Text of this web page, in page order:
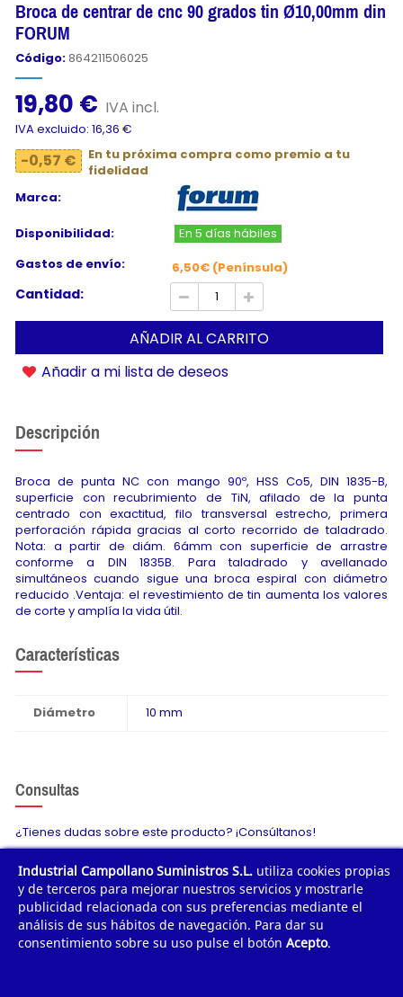
Broca de centrar de cnc 90 grados tin Ø10,00mm din
FORUM
Código: 864211506025
19,80 € IVA incl.
IVA excluido: 16,36 €
-0,57 €
En tu próxima compra como premio a tu
fidelidad
Marca:
Disponibilidad:
En 5 días hábiles
Gastos de envío:
6,50€ (Península)
Cantidad:
AÑADIR AL CARRITO
Añadir a mi lista de deseos
Descripción
Broca de punta NC con mango 90º, HSS Co5, DIN 1835-B,
superficie con recubrimiento de TiN, afilado de la punta
centrado con exactitud, filo transversal estrecho, primera
perforación rápida gracias al corto recorrido de taladrado.
Nota: a partir de diám. 6ámm con superficie de arrastre
conforme a DIN 1835B. Para taladrado y avellanado
simultáneos cuando sigue una broca espiral con diámetro
reducido .Ventaja: el revestimiento de tin aumenta los valores
de corte y amplía la vida útil.
Características
Diámetro 10 mm
Consultas
¿Tienes dudas sobre este producto? ¡Consúltanos!
Envíanos tu consulta
Industrial Campollano Suministros S.L. utiliza cookies propias
y de terceros para mejorar nuestros servicios y mostrarle
publicidad relacionada con sus preferencias mediante el
análisis de sus hábitos de navegación. Para dar su
consentimiento sobre su uso pulse el botón Acepto.